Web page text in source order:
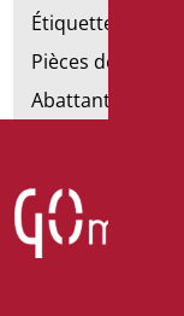
Étiquettes de
Pièces
Abattants et